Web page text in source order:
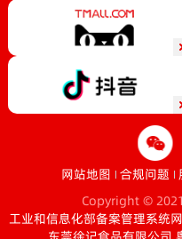
网站地图 合规问题
Copyright ©
工业和信息化部备案管理系统